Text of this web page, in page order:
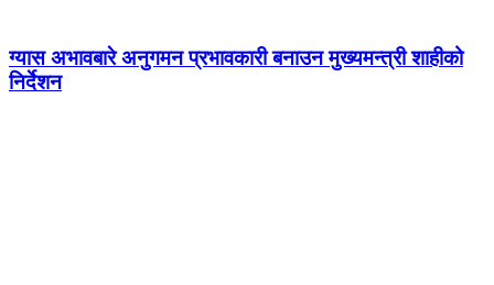
ग्यास अभावबारे अनुगमन प्रभावकारी बनाउन मुख्यमन्त्री शाहीको
निर्देशन